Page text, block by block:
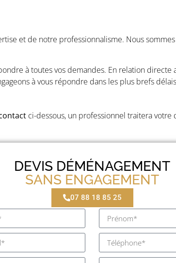
et de notre professionnalisme. Nous
à toutes vos demandes. En relation
à vous répondre dans les plus brefs
ci-dessous, un professionnel traitera
DEVIS DÉMÉNAGEMENT
SANS ENGAGEMENT
07 88 18 85 25